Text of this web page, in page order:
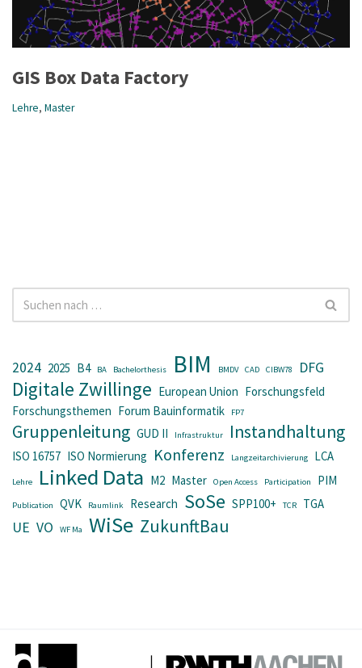
GIS Box Data Factory
Lehre, Master
2024 2025 B4 BA Bachelorthesis BIM BMDV CAD CIBW78 DFG
Digitale Zwillinge European Union Forschungsfeld
Forschungsthemen Forum Bauinformatik FP7
Gruppenleitung GUD II Infrastruktur Instandhaltung
ISO 16757 ISO Normierung Konferenz Langzeitarchivierung LCA
Lehre Linked Data M2 Master Open Access Participation PIM
Publication QVK Raumlink Research SoSe SPP100+ TCR TGA
UE VO WF Ma WiSe ZukunftBau